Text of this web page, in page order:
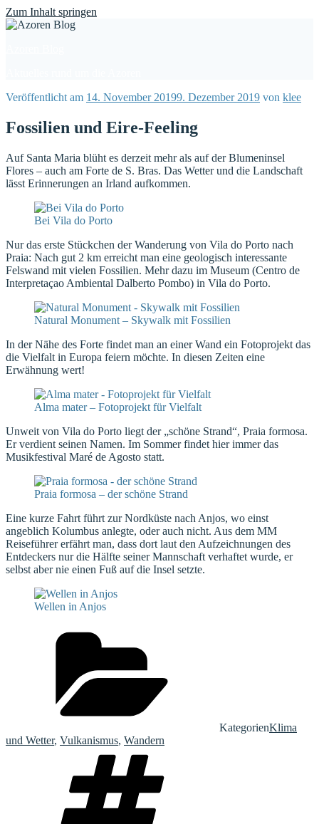
Zum Inhalt springen
Veröffentlicht am 14. November 20199. Dezember 2019 von klee
Fossilien und Eire-Feeling
Auf Santa Maria blüht es derzeit mehr als auf der Blumeninsel
Flores – auch am Forte de S. Bras. Das Wetter und die Landschaft
lässt Erinnerungen an Irland aufkommen.
Bei Vila do Porto
Nur das erste Stückchen der Wanderung von Vila do Porto nach
Praia: Nach gut 2 km erreicht man eine geologisch interessante
Felswand mit vielen Fossilien. Mehr dazu im Museum (Centro de
Interpretaçao Ambiental Dalberto Pombo) in Vila do Porto.
Natural Monument – Skywalk mit Fossilien
In der Nähe des Forte findet man an einer Wand ein Fotoprojekt das
die Vielfalt in Europa feiern möchte. In diesen Zeiten eine
Erwähnung wert!
Alma mater – Fotoprojekt für Vielfalt
Unweit von Vila do Porto liegt der „schöne Strand“, Praia formosa.
Er verdient seinen Namen. Im Sommer findet hier immer das
Musikfestival Maré de Agosto statt.
Praia formosa – der schöne Strand
Eine kurze Fahrt führt zur Nordküste nach Anjos, wo einst
angeblich Kolumbus anlegte, oder auch nicht. Aus dem MM
Reiseführer erfährt man, dass dort laut den Aufzeichnungen des
Entdeckers nur die Hälfte seiner Mannschaft verhaftet wurde, er
selbst aber nie einen Fuß auf die Insel setzte.
Wellen in Anjos
KategorienKlima
und Wetter, Vulkanismus, Wandern